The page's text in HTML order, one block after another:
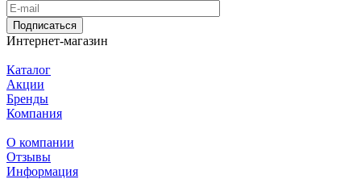
Подписаться
Интернет-магазин
Каталог
Акции
Бренды
Компания
О компании
Отзывы
Информация